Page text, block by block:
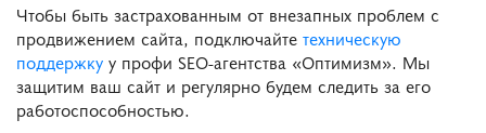
Чтобы быть застрахованным от внезапных проблем с
продвижением сайта, подключайте техническую
поддержку у профи SEO-агентства «Оптимизм». Мы
защитим ваш сайт и регулярно будем следить за его
работоспособностью.